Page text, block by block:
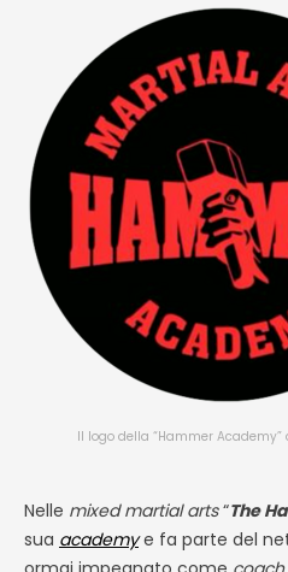
Il logo della “Hammer Academy”
Nelle mixed martial arts“The
sua academye fa parte del